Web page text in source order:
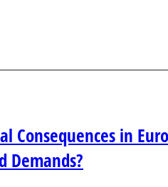
Consequences in
Demands?